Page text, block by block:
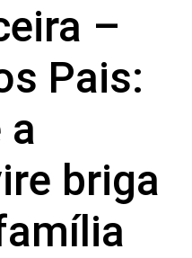
–
Pais:
a
briga
traduzir a notícia
da família